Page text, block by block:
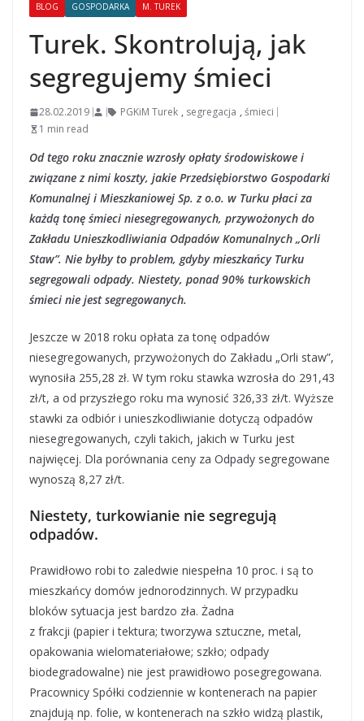
BLOG GOSPODARKA M. TUREK
Turek. Skontrolują, jak
segregujemy śmieci
28.02.2019 PGKiM Turek , segregacja , śmieci
1 min read
Od tego roku znacznie wzrosły opłaty środowiskowe i
związane z nimi koszty, jakie Przedsiębiorstwo Gospodarki
Komunalnej i Mieszkaniowej Sp. z o.o. w Turku płaci za
każdą tonę śmieci niesegregowanych, przywożonych do
Zakładu Unieszkodliwiania Odpadów Komunalnych „Orli
Staw”. Nie byłby to problem, gdyby mieszkańcy Turku
segregowali odpady. Niestety, ponad 90% turkowskich
śmieci nie jest segregowanych.
Jeszcze w 2018 roku opłata za tonę odpadów
niesegregowanych, przywożonych do Zakładu „Orli staw”,
wynosiła 255,28 zł. W tym roku stawka wzrosła do 291,43
zł/t, a od przyszłego roku ma wynosić 326,33 zł/t. Wyższe
stawki za odbiór i unieszkodliwianie dotyczą odpadów
niesegregowanych, czyli takich, jakich w Turku jest
najwięcej. Dla porównania ceny za Odpady segregowane
wynoszą 8,27 zł/t.
Niestety, turkowianie nie segregują
odpadów.
Prawidłowo robi to zaledwie niespełna 10 proc. i są to
mieszkańcy domów jednorodzinnych. W przypadku
bloków sytuacja jest bardzo zła. Żadna
z frakcji (papier i tektura; tworzywa sztuczne, metal,
opakowania wielomateriałowe; szkło; odpady
biodegradowalne) nie jest prawidłowo posegregowana.
Pracownicy Spółki codziennie w kontenerach na papier
znajdują np. folie, w kontenerach na szkło widzą plastik,